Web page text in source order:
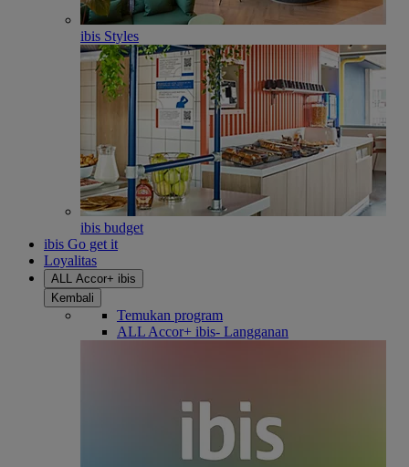
ibis Styles
ibis budget
ibis Go get it
Loyalitas
ALL Accor+ ibis
Kembali
Temukan program
ALL Accor+ ibis- Langganan